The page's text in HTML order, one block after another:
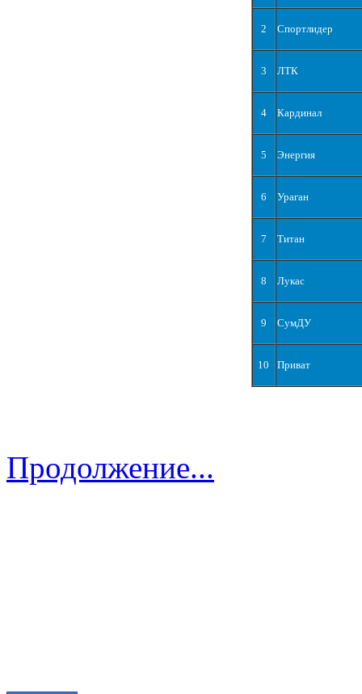
2 Спортлидер
3 ЛТК
4 Кардинал
5 Энергия
6 Ураган
7 Титан
8 Лукас
9 СумДУ
10 Приват
Продолжение...